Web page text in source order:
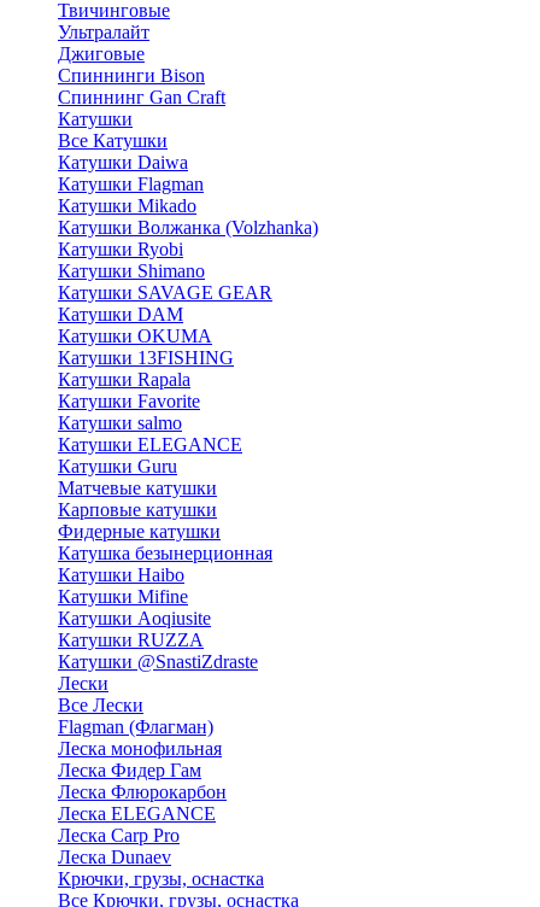
Твичинговые
Ультралайт
Джиговые
Спиннинги Bison
Спиннинг Gan Craft
Катушки
Все Катушки
Катушки Daiwa
Катушки Flagman
Катушки Mikado
Катушки Волжанка (Volzhanka)
Катушки Ryobi
Катушки Shimano
Катушки SAVAGE GEAR
Катушки DAM
Катушки OKUMA
Катушки 13FISHING
Катушки Rapala
Катушки Favorite
Катушки salmo
Катушки ELEGANCE
Катушки Guru
Матчевые катушки
Карповые катушки
Фидерные катушки
Катушка безынерционная
Катушки Haibo
Катушки Mifine
Катушки Aoqiusite
Катушки RUZZA
Катушки @SnastiZdraste
Лески
Все Лески
Flagman (Флагман)
Леска монофильная
Леска Фидер Гам
Леска Флюрокарбон
Леска ELEGANCE
Леска Carp Pro
Леска Dunaev
Крючки, грузы, оснастка
Все Крючки, грузы, оснастка